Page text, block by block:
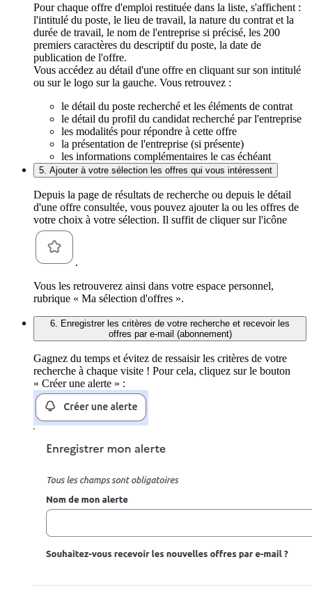
Pour chaque offre d'emploi restituée dans la liste, s'affichent :
l'intitulé du poste, le lieu de travail, la nature du contrat et la
durée de travail, le nom de l'entreprise si précisé, les 200
premiers caractères du descriptif du poste, la date de
publication de l'offre.
Vous accédez au détail d'une offre en cliquant sur son intitulé
ou sur le logo sur la gauche. Vous retrouvez :
le détail du poste recherché et les éléments de contrat
le détail du profil du candidat recherché par l'entreprise
les modalités pour répondre à cette offre
la présentation de l'entreprise (si présente)
les informations complémentaires le cas échéant
5. Ajouter à votre sélection les offres qui vous intéressent
Depuis la page de résultats de recherche ou depuis le détail
d'une offre consultée, vous pouvez ajouter la ou les offres de
votre choix à votre sélection. Il suffit de cliquer sur l'icône
.
Vous les retrouverez ainsi dans votre espace personnel,
rubrique « Ma sélection d'offres ».
6. Enregistrer les critères de votre recherche et recevoir les
offres par e-mail (abonnement)
Gagnez du temps et évitez de ressaisir les critères de votre
recherche à chaque visite ! Pour cela, cliquez sur le bouton
« Créer une alerte » :